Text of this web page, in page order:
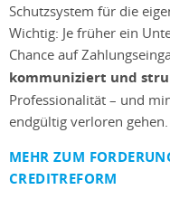
Schutzsystem für die
Wichtig: Je früher ein
Chance auf
kommuniziert und
Professionalität – und
endgültig verloren gehen.
MEHR ZUM
CREDITREFORM